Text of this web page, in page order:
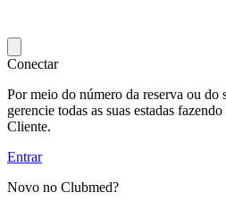
Conectar
Por meio do número da reserva ou do
gerencie todas as suas estadas
Cliente.
Entrar
Novo no Clubmed?